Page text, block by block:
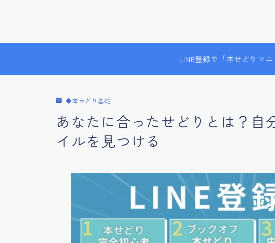
LINE登録で「本せどりマ
◆本せどり基礎
あなたに合ったせどりとは？自
イルを見つける